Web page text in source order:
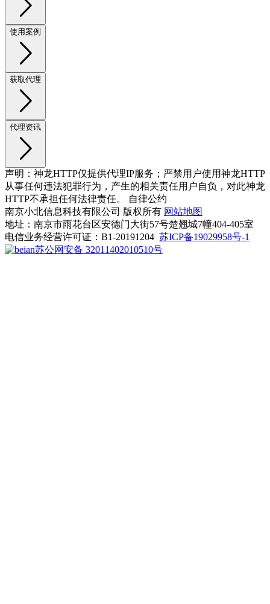
使用案例
获取代理
代理资讯
声明：神龙HTTP仅提供代理IP服务；严禁用户使用神龙HTTP
从事任何违法犯罪行为，产生的相关责任用户自负，对此神龙
HTTP不承担任何法律责任。 自律公约
南京小北信息科技有限公司 版权所有 网站地图
地址：南京市雨花台区安德门大街57号楚翘城7幢404-405室
电信业务经营许可证：B1-20191204 苏ICP备19029958号-1
苏公网安备 32011402010510号